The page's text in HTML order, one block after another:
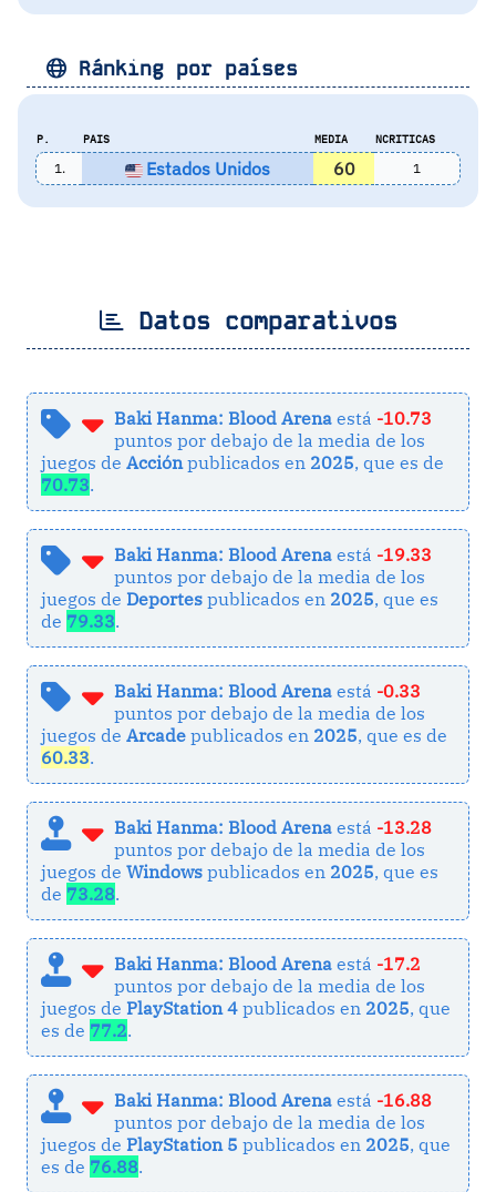
Ránking por países
P. PAIS MEDIA NCRITICAS
1. Estados Unidos 60 1
Datos comparativos
Baki Hanma: Blood Arena está -10.73
puntos por debajo de la media de los
juegos deAcciónpublicados en 2025, que es de
70.73.
Baki Hanma: Blood Arena está -19.33
puntos por debajo de la media de los
juegos deDeportes publicados en 2025, que es
de 79.33.
Baki Hanma: Blood Arena está -0.33
puntos por debajo de la media de los
juegos deArcade publicados en 2025, que es de
60.33.
Baki Hanma: Blood Arena está -13.28
puntos por debajo de la media de los
juegos deWindows publicados en 2025, que es
de 73.28.
Baki Hanma: Blood Arena está -17.2
puntos por debajo de la media de los
juegos dePlayStation 4 publicados en 2025, que
es de 77.2.
Baki Hanma: Blood Arena está -16.88
puntos por debajo de la media de los
juegos dePlayStation 5 publicados en 2025, que
es de 76.88.